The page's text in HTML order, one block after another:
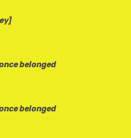
belonged
belonged